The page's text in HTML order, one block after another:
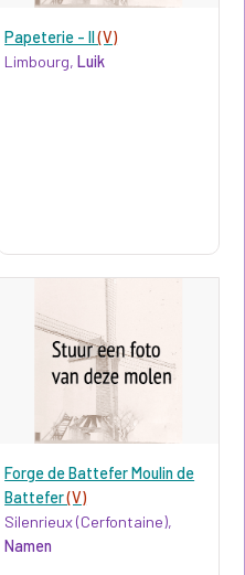
Papeterie - II(V)
Limbourg,Luik
Forge de Battefer Moulin de
Battefer(V)
Silenrieux (Cerfontaine),
Namen